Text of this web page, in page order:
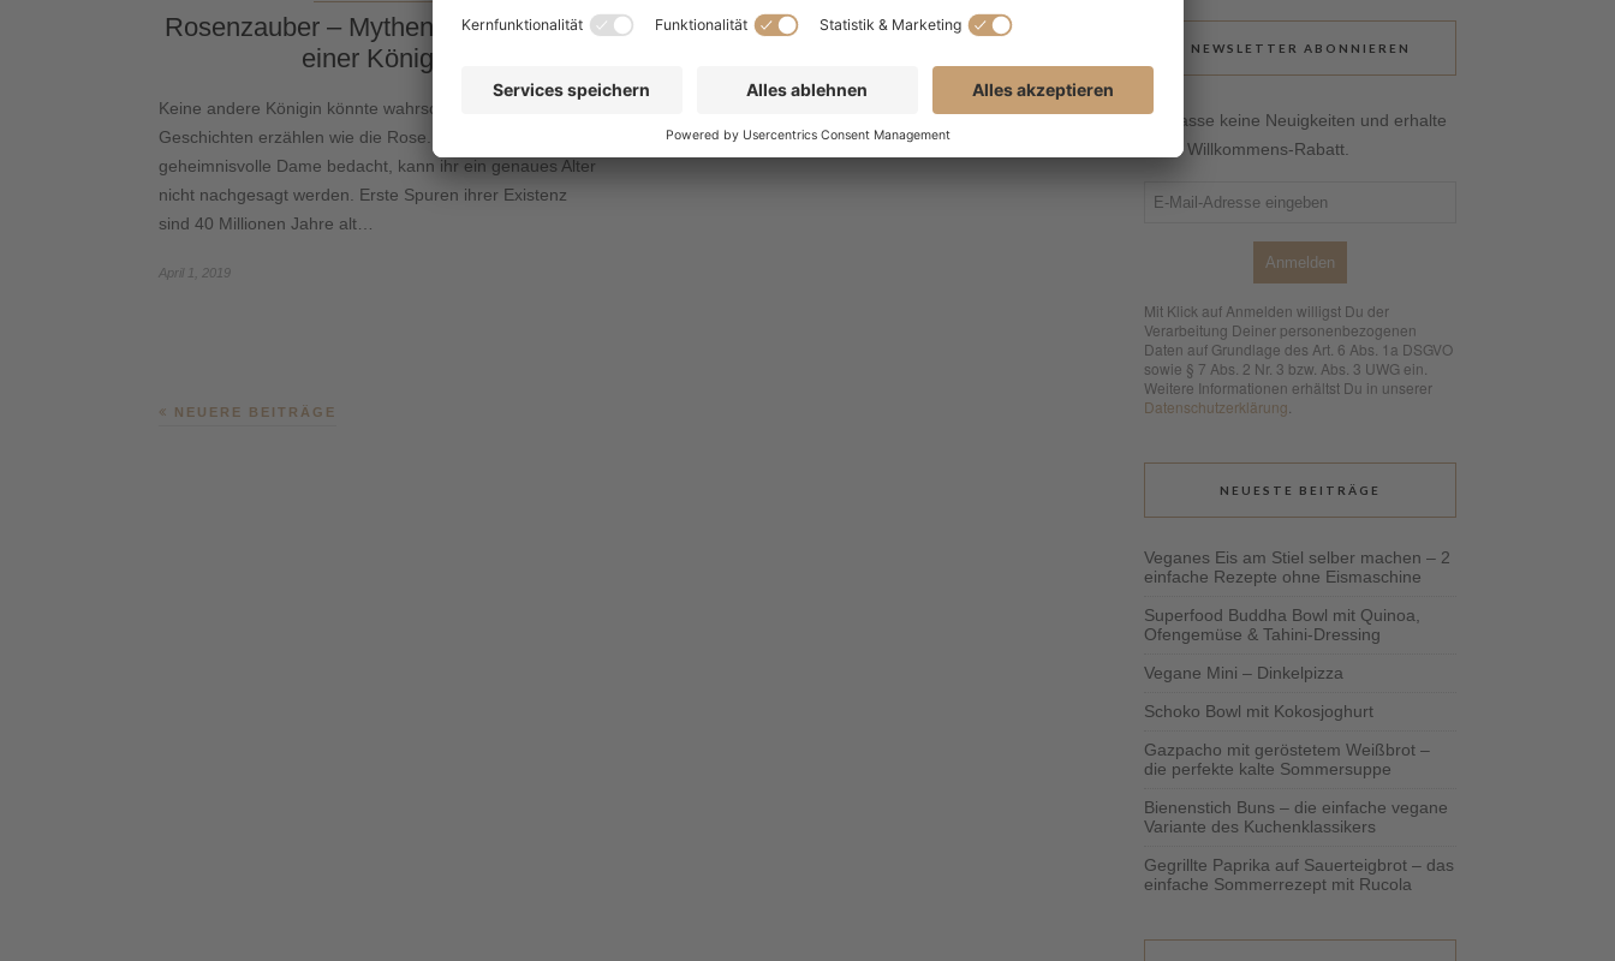
Rosenzauber – Mythen und Facetten
einer Königin
Keine andere Königin könnte wahrscheinlich so viele
Geschichten erzählen wie die Rose. Ganz auf
geheimnisvolle Dame bedacht, kann ihr ein genaues Alter
nicht nachgesagt werden. Erste Spuren ihrer Existenz
sind 40 Millionen Jahre alt…
April 1, 2019
NEUERE BEITRÄGE
NEWSLETTER ABONNIEREN
Verpasse keine Neuigkeiten und erhalte
10 % Willkommens-Rabatt.
Anmelden
Mit Klick auf Anmelden willigst Du der
Verarbeitung Deiner personenbezogenen
Daten auf Grundlage des Art. 6 Abs. 1a DSGVO
sowie § 7 Abs. 2 Nr. 3 bzw. Abs. 3 UWG ein.
Weitere Informationen erhältst Du in unserer
Datenschutzerklärung
NEUESTE BEITRÄGE
Veganes Eis am Stiel selber machen – 2
einfache Rezepte ohne Eismaschine
Superfood Buddha Bowl mit Quinoa,
Ofengemüse & Tahini-Dressing
Vegane Mini – Dinkelpizza
Schoko Bowl mit Kokosjoghurt
Gazpacho mit geröstetem Weißbrot –
die perfekte kalte Sommersuppe
Bienenstich Buns – die einfache vegane
Variante des Kuchenklassikers
Gegrillte Paprika auf Sauerteigbrot – das
einfache Sommerrezept mit Rucola